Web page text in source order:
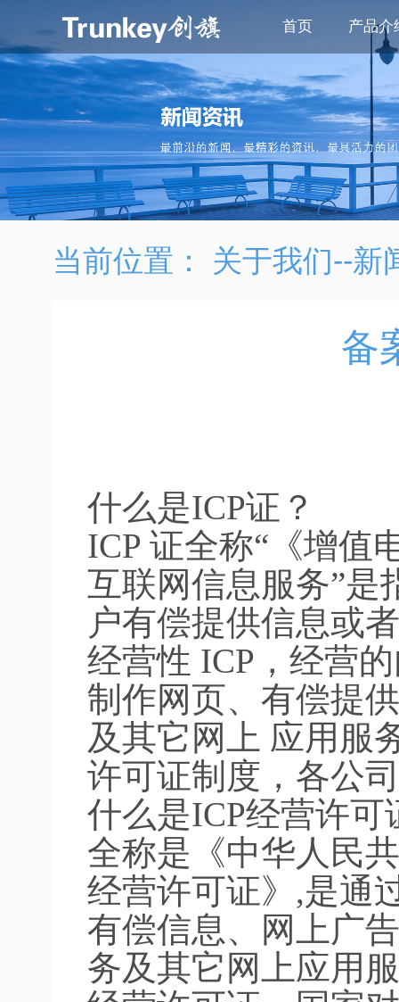
首页 产品介
当前位置： 关于我们--新
备
什么是ICP证？
ICP 证全称“《增值
互联网信息服务”是
户有偿提供信息或
经营性 ICP，经营
制作网页、有偿提
及其它网上 应用服
许可证制度，各公
什么是ICP经营许
全称是《中华人民
经营许可证》,是通
有偿信息、网上广
务及其它网上应用